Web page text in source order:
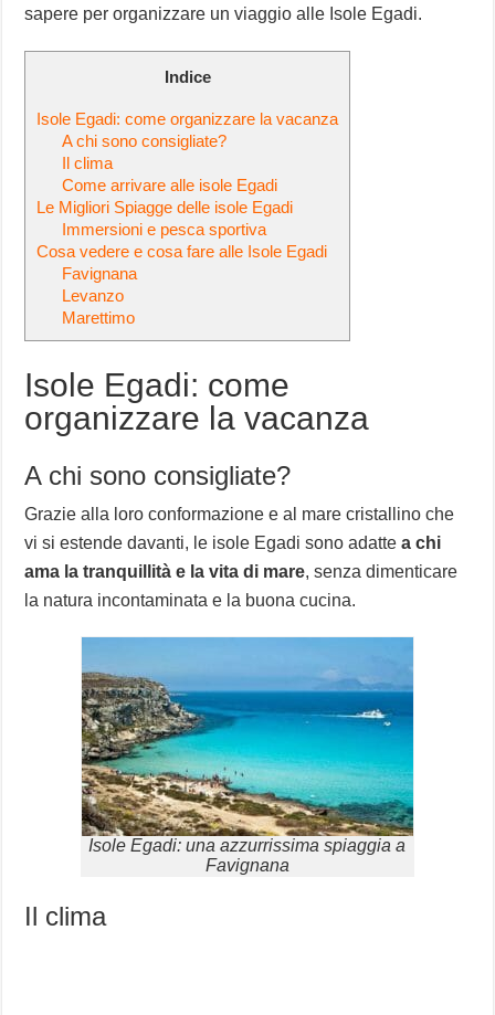
sapere per organizzare un viaggio alle Isole Egadi.
Indice
Isole Egadi: come organizzare la vacanza
A chi sono consigliate?
Il clima
Come arrivare alle isole Egadi
Le Migliori Spiagge delle isole Egadi
Immersioni e pesca sportiva
Cosa vedere e cosa fare alle Isole Egadi
Favignana
Levanzo
Marettimo
Isole Egadi: come
organizzare la vacanza
A chi sono consigliate?
Grazie alla loro conformazione e al mare cristallino che
vi si estende davanti, le isole Egadi sono adattea chi
ama la tranquillità e la vita di mare, senza dimenticare
la natura incontaminata e la buona cucina.
Isole Egadi: una azzurrissima spiaggia a
Favignana
Il clima